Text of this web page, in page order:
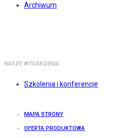
Archiwum
NASZE WYDARZENIA
Szkolenia i konferencje
MAPA STRONY
OFERTA PRODUKTOWA